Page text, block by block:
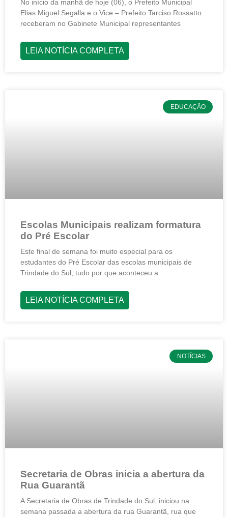
No início da manhã de hoje (06), o Prefeito Municipal
Elias Miguel Segalla e o Vice – Prefeito Tarciso Rossatto
receberam no Gabinete Municipal representantes
LEIA NOTÍCIA COMPLETA
EDUCAÇÃO
Escolas Municipais realizam formatura
do Pré Escolar
Este final de semana foi muito especial para os
estudantes do Pré Escolar das escolas municipais de
Trindade do Sul, tudo por que aconteceu a
LEIA NOTÍCIA COMPLETA
NOTÍCIAS
Secretaria de Obras inicia a abertura da
Rua Guarantã
A Secretaria de Obras de Trindade do Sul, iniciou na
semana passada a abertura da rua Guarantã, rua que